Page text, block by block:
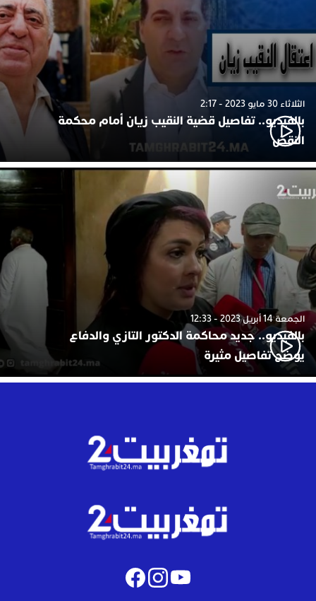
الثلاثاء 30 مايو 2023 - 2:17
بالفيديو.. تفاصيل قضية النقيب زيان أمام محكمة
النقض
الجمعة 14 أبريل 2023 - 12:33
بالفيديو.. جديد محاكمة الدكتور التازي والدفاع
يوضح تفاصيل مثيرة